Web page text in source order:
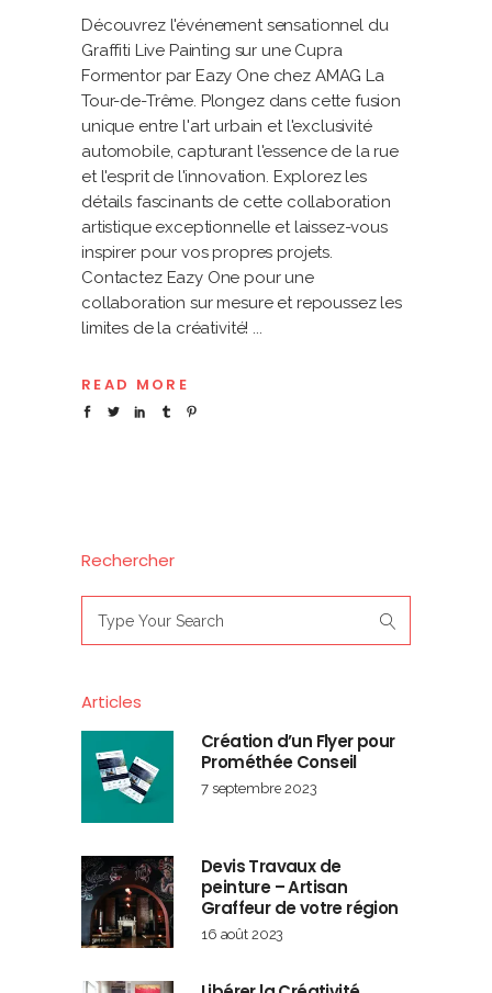
Découvrez l'événement sensationnel du
Graffiti Live Painting sur une Cupra
Formentor par Eazy One chez AMAG La
Tour-de-Trême. Plongez dans cette fusion
unique entre l'art urbain et l'exclusivité
automobile, capturant l'essence de la rue
et l'esprit de l'innovation. Explorez les
détails fascinants de cette collaboration
artistique exceptionnelle et laissez-vous
inspirer pour vos propres projets.
Contactez Eazy One pour une
collaboration sur mesure et repoussez les
limites de la créativité!
READ MORE
Rechercher
for:
Articles
Création d’un Flyer pour
Prométhée Conseil
7 septembre 2023
Devis Travaux de
peinture – Artisan
Graffeur de votre région
16 août 2023